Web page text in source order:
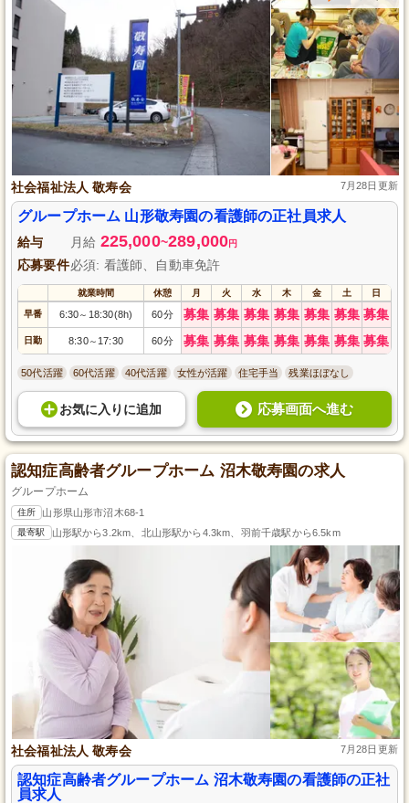
社会福祉法人 敬寿会 7月28日更新
グループホーム 山形敬寿園の看護師の正社員求人
給与 月給 225,000~289,000円
応募要件必須: 看護師、自動車免許
就業時間 休憩 月 火 水 木 金 土 日
早番 6:30～ 18:30(8h) 60分 募集 募集 募集 募集 募集 募集 募集
日勤 8:30～ 17:30 60分 募集 募集 募集 募集 募集 募集 募集
50代活躍 60代活躍 40代活躍 女性が活躍 住宅手当 残業ほぼなし
お気に入り に追加 応募画面へ進む
認知症高齢者グループホーム 沼木敬寿園の求人
グループホーム
住所 山形県山形市沼木68-1
最寄駅 山形駅から3.2km、北山形駅から4.3km、羽前千歳駅から6.5km
社会福祉法人 敬寿会 7月28日更新
認知症高齢者グループホーム 沼木敬寿園の看護師の正社
員求人